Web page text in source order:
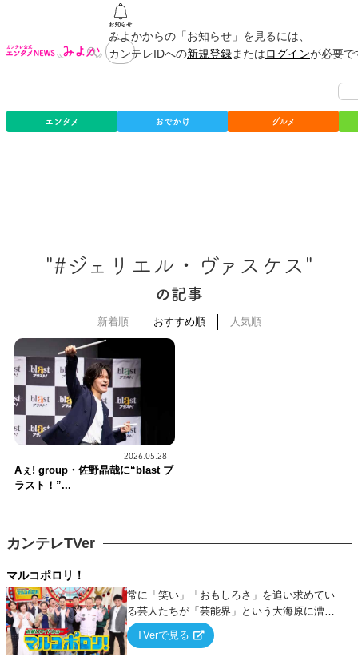
みよかからの「お知らせ」を見るには、
カンテレIDへの新規登録またはログインが必要
エンタメ おでかけ グルメ
"#ジェリエル・ヴァスケス"
の記事
新着順 おすすめ順 人気順
2026.05.28
Aぇ! group・佐野晶哉に“blast ブ
ラスト！”...
カンテレTVer
マルコポロリ！
常に「笑い」「おもしろさ」を追い求めてい
る芸人たちが「芸能界」という大海原に漕ぎ
出でて、新たなオモシロ人間を発掘する！
TVerで見る